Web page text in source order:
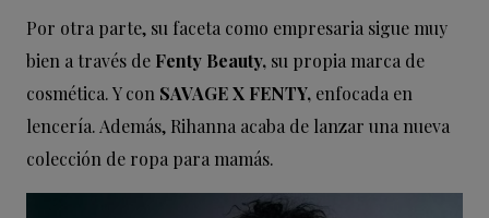
Por otra parte, su faceta como empresaria sigue muy
bien a través de Fenty Beauty, su propia marca de
cosmética. Y con SAVAGE X FENTY, enfocada en
lencería. Además, Rihanna acaba de lanzar una nueva
colección de ropa para mamás.